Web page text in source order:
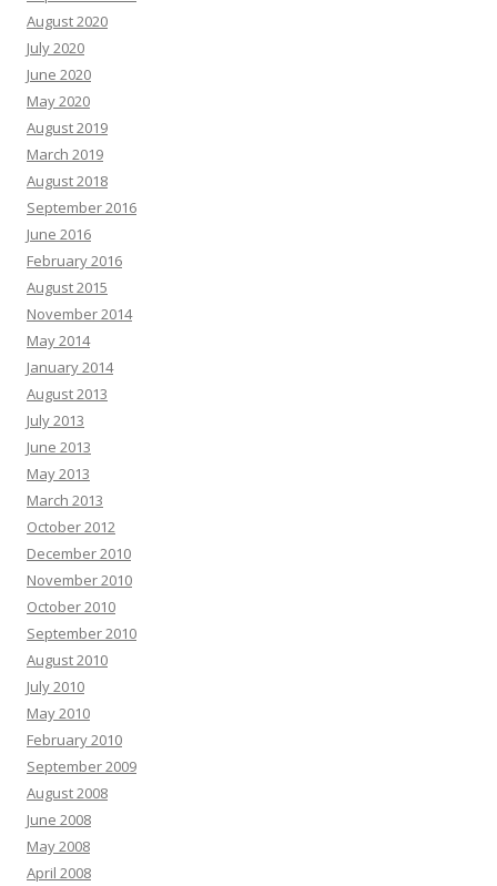
August 2020
July 2020
June 2020
May 2020
August 2019
March 2019
August 2018
September 2016
June 2016
February 2016
August 2015
November 2014
May 2014
January 2014
August 2013
July 2013
June 2013
May 2013
March 2013
October 2012
December 2010
November 2010
October 2010
September 2010
August 2010
July 2010
May 2010
February 2010
September 2009
August 2008
June 2008
May 2008
April 2008